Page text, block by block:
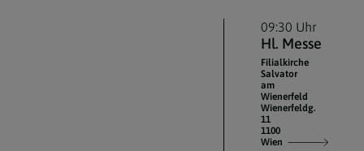
09:30 Uhr
Hl. Messe
Filialkirche
Salvator
am
Wienerfeld
Wienerfeldg.
11
1100
Wien